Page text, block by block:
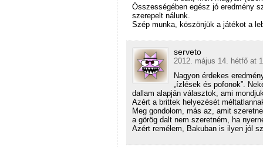
Összességében egész jó eredmény
szerepelt nálunk.
Szép munka, köszönjük a játékot a
serveto
2012. május 14. hétfő at
Nagyon érdekes
„ízlések és pofonok”.
dallam alapján választok, ami
Azért a brittek helyezését
Meg gondolom, más az, amit
a görög dalt nem szeretném, ha
Azért remélem, Bakuban is ilyen jól